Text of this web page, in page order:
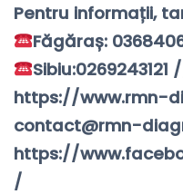
Pentru informații,
Făgăraș:
Sibiu:0269243121
https://www.rmn-
contact@rmn-
https://
/